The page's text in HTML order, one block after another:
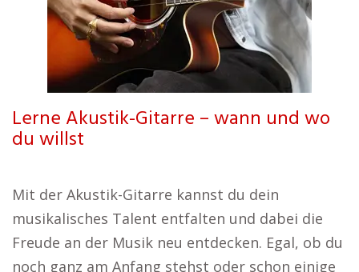
Lerne Akustik-Gitarre – wann und wo
du willst
Mit der Akustik-Gitarre kannst du dein
musikalisches Talent entfalten und dabei die
Freude an der Musik neu entdecken. Egal, ob du
noch ganz am Anfang stehst oder schon einige